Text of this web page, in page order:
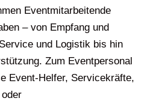
Eventmitarbeitende
– von Empfang und
und Logistik bis hin
Zum Eventpersonal
Event-Helfer, Servicekräfte,